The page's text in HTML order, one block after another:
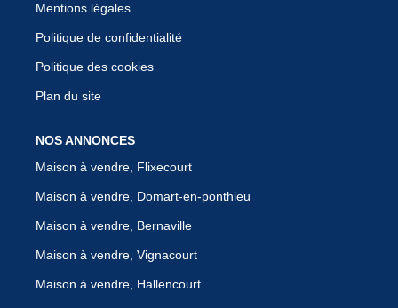
Mentions légales
Politique de confidentialité
Politique des cookies
Plan du site
NOS ANNONCES
Maison à vendre, Flixecourt
Maison à vendre, Domart-en-ponthieu
Maison à vendre, Bernaville
Maison à vendre, Vignacourt
Maison à vendre, Hallencourt